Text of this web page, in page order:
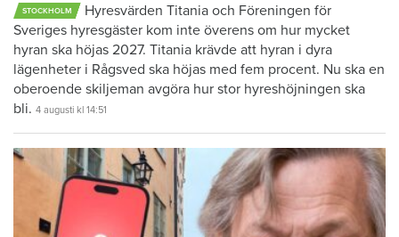
STOCKHOLM
Hyresvärden Titania och Föreningen för
Sveriges hyresgäster kom inte överens om hur mycket
hyran ska höjas 2027. Titania krävde att hyran i dyra
lägenheter i Rågsved ska höjas med fem procent. Nu ska en
oberoende skiljeman avgöra hur stor hyreshöjningen ska
bli. 4 augusti kl 14:51